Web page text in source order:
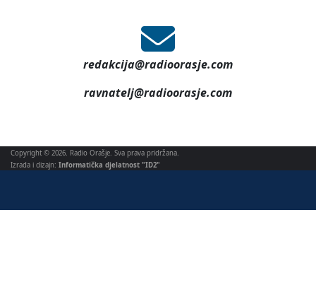
redakcija@radioorasje.com
ravnatelj@radioorasje.com
Copyright © 2026. Radio Orašje. Sva prava pridržana.
Izrada i dizajn: Informatička djelatnost "ID2"